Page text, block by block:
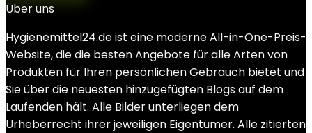
Über uns
Hygienemittel24.de ist eine moderne All-in-One-Preis-
Website, die die besten Angebote für alle Arten von
Produkten für Ihren persönlichen Gebrauch bietet und
Sie über die neuesten hinzugefügten Blogs auf dem
Laufenden hält. Alle Bilder unterliegen dem
Urheberrecht ihrer jeweiligen Eigentümer. Alle zitierten